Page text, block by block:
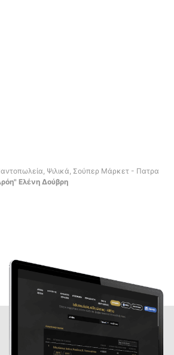
Ψιλικά, Σούπερ Μάρκετ - Πατρα
Ελένη Δούβρη